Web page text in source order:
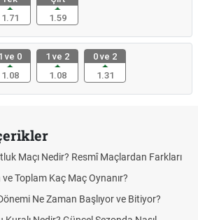
1.71
1.59
ve 0
1.08
1 ve 2
1.08
0 ve 2
1.31
Puan Durumunda AG, OM ve Diğer
Skor Ne Demek? Sporda Skor ve Sonuç
Futbol Nasıl Oynanır? Temel Futbol Kuralları